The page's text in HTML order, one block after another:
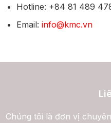
Hotline: +84 81 489
Email: info@kmc.vn
Chúng tôi là đơn vị